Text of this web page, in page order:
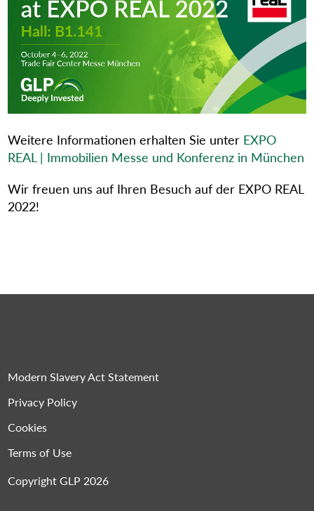
Weitere Informationen erhalten Sie unter EXPO
REAL | Immobilien Messe und Konferenz in München
Wir freuen uns auf Ihren Besuch auf der EXPO REAL
2022!
Modern Slavery Act Statement
Privacy Policy
Cookies
Terms of Use
Copyright GLP 2026